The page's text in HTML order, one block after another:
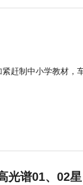
赶制中小学教材，
光谱01、02星